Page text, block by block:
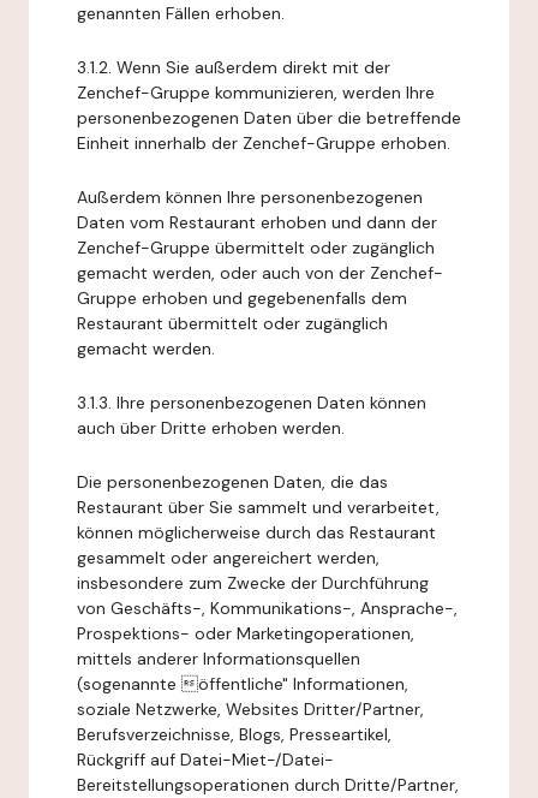
genannten Fällen erhoben.
3.1.2. Wenn Sie außerdem direkt mit der
Zenchef-Gruppe kommunizieren, werden Ihre
personenbezogenen Daten über die betreffende
Einheit innerhalb der Zenchef-Gruppe erhoben.
Außerdem können Ihre personenbezogenen
Daten vom Restaurant erhoben und dann der
Zenchef-Gruppe übermittelt oder zugänglich
gemacht werden, oder auch von der Zenchef-
Gruppe erhoben und gegebenenfalls dem
Restaurant übermittelt oder zugänglich
gemacht werden.
3.1.3. Ihre personenbezogenen Daten können
auch über Dritte erhoben werden.
Die personenbezogenen Daten, die das
Restaurant über Sie sammelt und verarbeitet,
können möglicherweise durch das Restaurant
gesammelt oder angereichert werden,
insbesondere zum Zwecke der Durchführung
von Geschäfts-, Kommunikations-, Ansprache-,
Prospektions- oder Marketingoperationen,
mittels anderer Informationsquellen
(sogenannte öffentliche" Informationen,
soziale Netzwerke, Websites Dritter/Partner,
Berufsverzeichnisse, Blogs, Presseartikel,
Rückgriff auf Datei-Miet-/Datei-
Bereitstellungsoperationen durch Dritte/Partner,